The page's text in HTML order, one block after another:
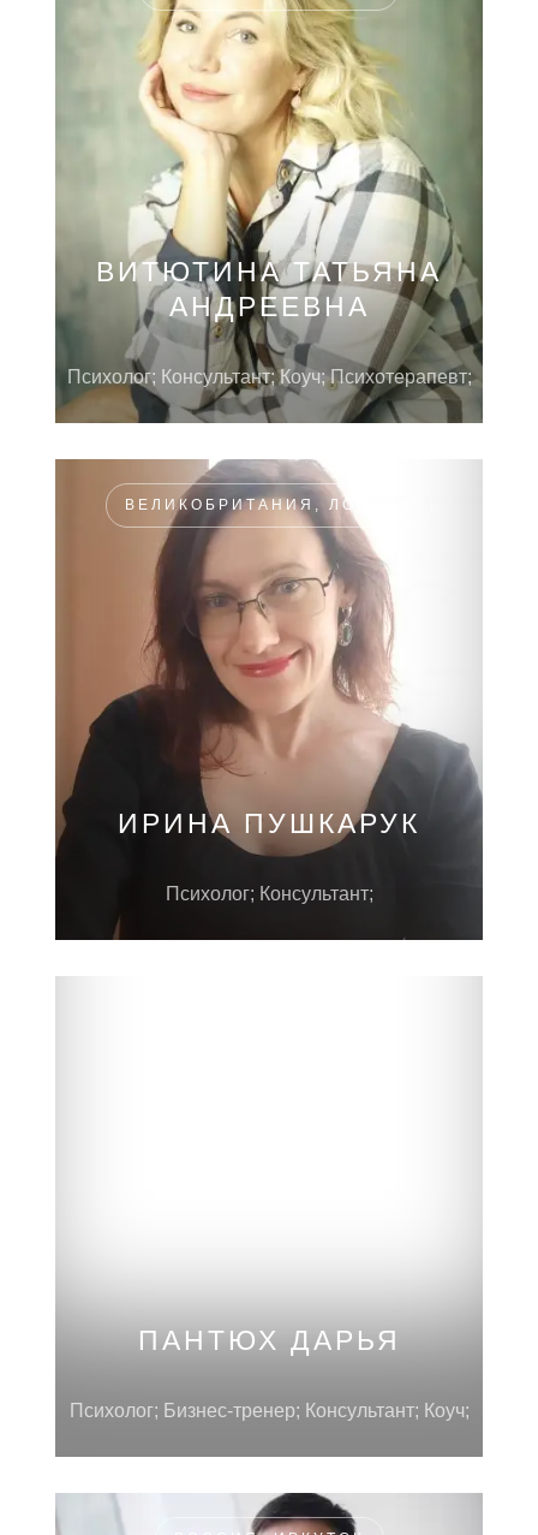
ВИТЮТИНА ТАТЬЯНА
АНДРЕЕВНА
Психолог; Консультант; Коуч; Психотерапевт;
ВЕЛИКОБРИТАНИЯ, ЛОНДОН
ИРИНА ПУШКАРУК
Психолог; Консультант;
ПАНТЮХ ДАРЬЯ
Психолог; Бизнес-тренер; Консультант; Коуч;